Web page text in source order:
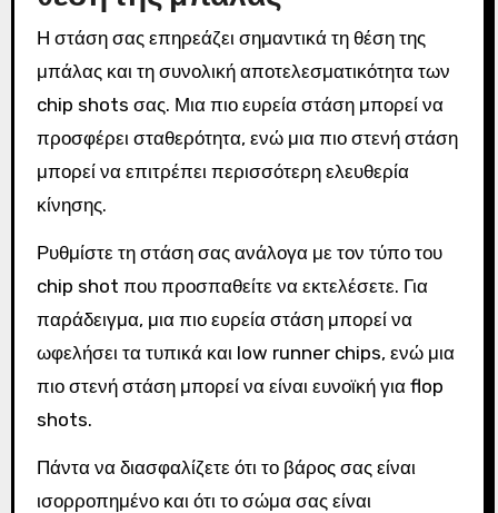
Η στάση σας επηρεάζει σημαντικά τη θέση της
μπάλας και τη συνολική αποτελεσματικότητα των
chip shots σας. Μια πιο ευρεία στάση μπορεί να
προσφέρει σταθερότητα, ενώ μια πιο στενή στάση
μπορεί να επιτρέπει περισσότερη ελευθερία
κίνησης.
Ρυθμίστε τη στάση σας ανάλογα με τον τύπο του
chip shot που προσπαθείτε να εκτελέσετε. Για
παράδειγμα, μια πιο ευρεία στάση μπορεί να
ωφελήσει τα τυπικά και low runner chips, ενώ μια
πιο στενή στάση μπορεί να είναι ευνοϊκή για flop
shots.
Πάντα να διασφαλίζετε ότι το βάρος σας είναι
ισορροπημένο και ότι το σώμα σας είναι